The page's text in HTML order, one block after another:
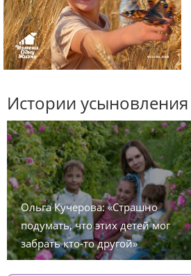
Истории усыновления
Ольга Кучерова: «Страшно
подумать, что этих детей мог
забрать кто-то другой»